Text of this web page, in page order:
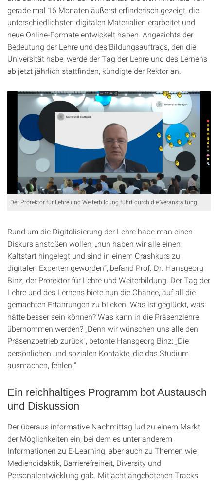
gerade mal 16 Monaten äußerst erfinderisch gezeigt, die
unterschiedlichsten digitalen Materialien erarbeitet und
neue Online-Formate entwickelt haben. Angesichts der
Bedeutung der Lehre und des Bildungsauftrags, den die
Universität habe, werde der Tag der Lehre und des Lernens
ab jetzt jährlich stattfinden, kündigte der Rektor an.
Der Prorektor für Lehre und Weiterbildung führt durch die Veranstaltung.
Rund um die Digitalisierung der Lehre habe man einen
Diskurs anstoßen wollen, „nun haben wir alle einen
Kaltstart hingelegt und sind in einem Crashkurs zu
digitalen Experten geworden“, befand Prof. Dr. Hansgeorg
Binz, der Prorektor für Lehre und Weiterbildung. Der Tag der
Lehre und des Lernens biete nun die Chance, auf all die
gemachten Erfahrungen zu blicken. Was ist geglückt, was
hätte besser sein können? Was kann in die Präsenzlehre
übernommen werden? „Denn wir wünschen uns alle den
Präsenzbetrieb zurück“, betonte Hansgeorg Binz: „Die
persönlichen und sozialen Kontakte, die das Studium
ausmachen, fehlen.“
Ein reichhaltiges Programm bot Austausch
und Diskussion
Der überaus informative Nachmittag lud zu einem Markt
der Möglichkeiten ein, bei dem es unter anderem
Informationen zu E-Learning, aber auch zu Themen wie
Mediendidaktik, Barrierefreiheit, Diversity und
Personalentwicklung gab. Mit acht angebotenen Tracks